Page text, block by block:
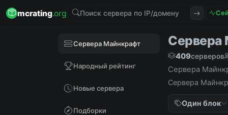
mcrating.org
Сервера Майнкрафт
Народный рейтинг
Новые сервера
Подборки
Сервера
409серверов
Сервера
Сервера
Один блок